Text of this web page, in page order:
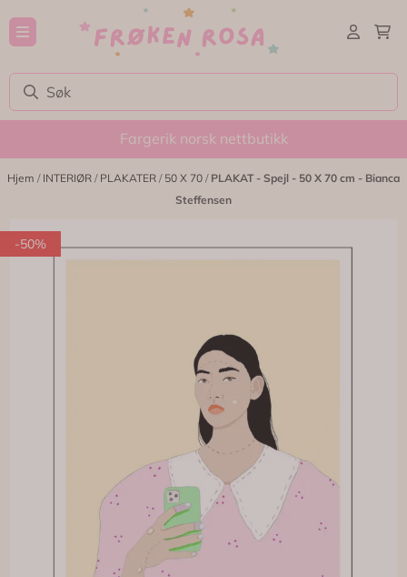
Hopp til innhold
Fargerik norsk nettbutikk
Hjem / INTERIØR / PLAKATER / 50 X 70 / PLAKAT - Spejl - 50 X 70 cm - Bianca
Steffensen
-50%